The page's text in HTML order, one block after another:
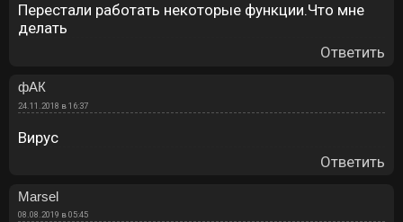
Перестали работать некоторые функции.Что мне
делать
Ответить
фАК
24.11.2018 в 16:37
Вирус
Ответить
Marsel
08.08.2019 в 05:45